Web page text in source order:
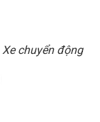
Xe chuyển động